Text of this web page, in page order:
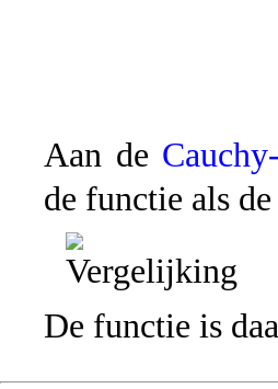
Aan de
de functie als de
De functie is